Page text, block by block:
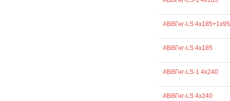
АВВГнг-LS 4х185+1х95
АВВГнг-LS 4х185
АВВГнг-LS-1 4х240
АВВГнг-LS 4х240